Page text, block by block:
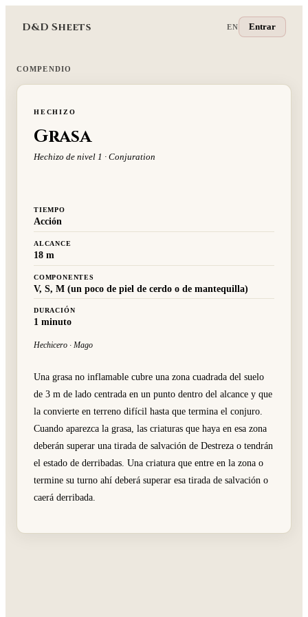
D&D Sheets EN Entrar
COMPENDIO
HECHIZO
Grasa
Hechizo de nivel 1 · Conjuration
TIEMPO
Acción
ALCANCE
18 m
COMPONENTES
V, S, M (un poco de piel de cerdo o de mantequilla)
DURACIÓN
1 minuto
Hechicero · Mago
Una grasa no inflamable cubre una zona cuadrada del suelo
de 3 m de lado centrada en un punto dentro del alcance y que
la convierte en terreno difícil hasta que termina el conjuro.
Cuando aparezca la grasa, las criaturas que haya en esa zona
deberán superar una tirada de salvación de Destreza o tendrán
el estado de derribadas. Una criatura que entre en la zona o
termine su turno ahí deberá superar esa tirada de salvación o
caerá derribada.